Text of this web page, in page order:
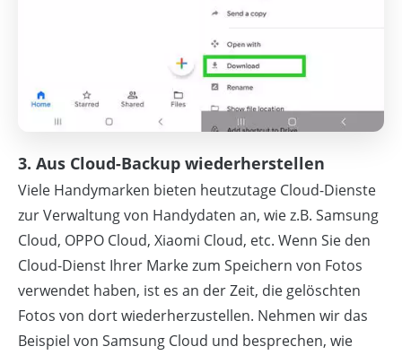
3. Aus Cloud-Backup wiederherstellen
Viele Handymarken bieten heutzutage Cloud-Dienste
zur Verwaltung von Handydaten an, wie z.B. Samsung
Cloud, OPPO Cloud, Xiaomi Cloud, etc. Wenn Sie den
Cloud-Dienst Ihrer Marke zum Speichern von Fotos
verwendet haben, ist es an der Zeit, die gelöschten
Fotos von dort wiederherzustellen. Nehmen wir das
Beispiel von Samsung Cloud und besprechen, wie